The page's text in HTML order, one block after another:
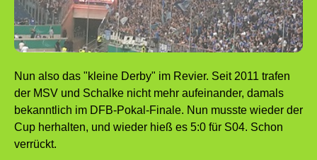
Nun also das "kleine Derby" im Revier. Seit 2011 trafen
der MSV und Schalke nicht mehr aufeinander, damals
bekanntlich im DFB-Pokal-Finale. Nun musste wieder der
Cup herhalten, und wieder hieß es 5:0 für S04. Schon
verrückt.